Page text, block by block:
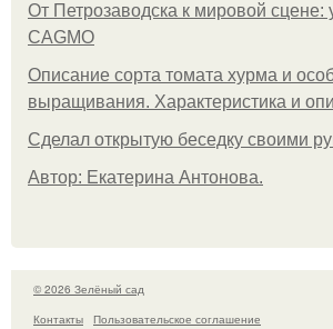
От Петрозаводска к мировой сцене:
CAGMO
Описание сорта томата хурма и
выращивания. Характеристика и
Сделал открытую беседку своими
Автор: Екатерина Антонова.
© 2026 Зелёный сад
Контакты
Пользовательское соглашение